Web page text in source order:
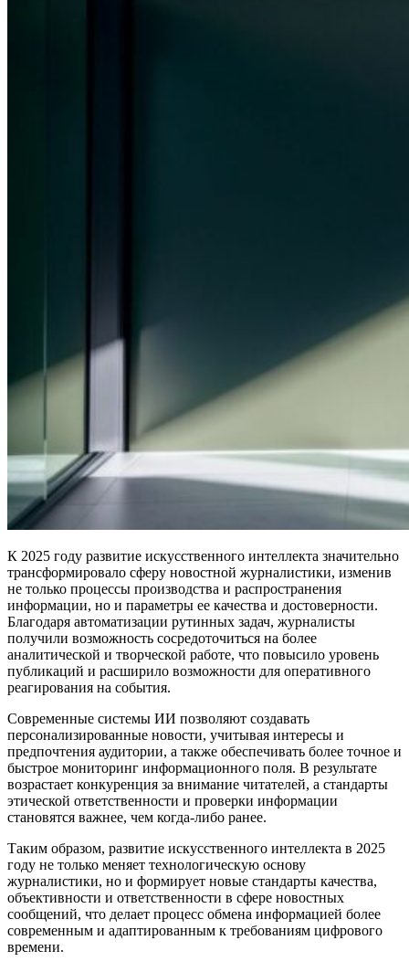
К 2025 году развитие искусственного интеллекта значительно
трансформировало сферу новостной журналистики, изменив
не только процессы производства и распространения
информации, но и параметры ее качества и достоверности.
Благодаря автоматизации рутинных задач, журналисты
получили возможность сосредоточиться на более
аналитической и творческой работе, что повысило уровень
публикаций и расширило возможности для оперативного
реагирования на события.
Современные системы ИИ позволяют создавать
персонализированные новости, учитывая интересы и
предпочтения аудитории, а также обеспечивать более точное и
быстрое мониторинг информационного поля. В результате
возрастает конкуренция за внимание читателей, а стандарты
этической ответственности и проверки информации
становятся важнее, чем когда-либо ранее.
Таким образом, развитие искусственного интеллекта в 2025
году не только меняет технологическую основу
журналистики, но и формирует новые стандарты качества,
объективности и ответственности в сфере новостных
сообщений, что делает процесс обмена информацией более
современным и адаптированным к требованиям цифрового
времени.